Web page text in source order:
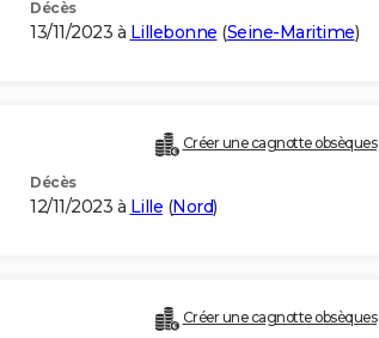
Décès
13/11/2023 à Lillebonne (Seine-Maritime)
Créer une cagnotte obsèques
Décès
12/11/2023 à Lille (Nord)
Créer une cagnotte obsèques